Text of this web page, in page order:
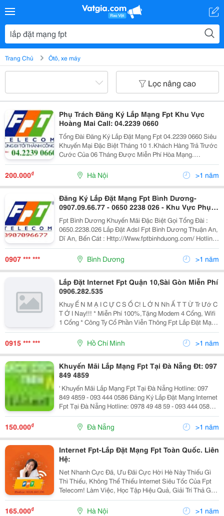
Trang Chủ Ôtô, xe máy
Lọc nâng cao
Phụ Trách Đăng Ký Lắp Mạng Fpt Khu Vực
Hoàng Mai Call: 04.2239 0660
Tổng Đài Đăng Ký Lắp Đặt Mạng Fpt 04.2239 0660 Siêu
Khuyến Mại Đặc Biệt Tháng 10 1.Khách Hàng Trả Trước
Cước Của 06 Tháng Được Miễn Phí Hòa Mạng.
2.Khách Hàng Trả Trước Cước Của 12 Tháng Được
Miễn Phí Hòa Mạng, Tặng Tháng Cước Thứ 13.
200.000₫ Hà Nội >1 năm
Đăng Ký Lắp Đặt Mạng Fpt Bình Dương-
0907.09.66.77 - 0650 2238 026 - Khu Vực Phục
Vụ : Dĩ An , Thuận An , Tân Uyên , Thị Xã Thủ
Dầu Một,Bến Cát.
Fpt Bình Dương Khuyến Mãi Đặc Biệt Gọi Tổng Đài :
0650.2238.026 Lắp Đặt Adsl Fpt Bình Dương Thuận An,
Dĩ An, Bến Cát : Http://Www.fptbinhduong.com/ Hotline:
0907.09.66.77 Tổng Đài : 0650 2238 026 Phí Hòa Mạng
Và Giá Cước Sử Dụng: 1. Hoà Mạng Me
0907 *** *** Bình Dương >1 năm
Lắp Đặt Internet Fpt Quận 10,Sài Gòn Miễn Phí
0906.282.535
Khuy Ế N M Ạ I C Ự C S Ố C! L Ớ N Nh Ấ T T Ừ Tr Ướ C
T Ớ I Nay!!! * Miễn Phí 100%,Tặng Modem 4 Cổng, Wifi
1 Cổng * Công Ty Cổ Phần Viễn Thông Fpt Lắp Đặt Mạng
Fpt Miễn Phí 100% Triển Khai Nhanh Chuyên Nghiệp
Cam Kết Chậm Nhất 2 Ngày
0915 *** *** Hồ Chí Minh >1 năm
Khuyến Mãi Lắp Mạng Fpt Tại Đà Nẵng Đt: 097
849 4859
' Khuyến Mãi Lắp Mạng Fpt Tại Đà Nẵng Hotline: 097
849 4859 - 093 444 0586 Đăng Ký Lắp Đặt Mạng Internet
Fpt Tại Đà Nẵng Hotline: 0978 49 48 59 - 093 444 0586
Từ Khóa: Lắp Mạng Fpt Đà Nẵng, Lắp Mạng Fpt Tại Đà
Nẵng, Lắp Đặt Mạng Fpt
150.000₫ Đà Nẵng >1 năm
Internet Fpt-Lắp Đặt Mạng Fpt Toàn Quốc. Liên
Hệ:
Net Nhanh Cực Đã, Ưu Đãi Cực Hời Hè Này Thiếu Gì
Thì Thiếu, Không Thể Thiếu Internet Siêu Tốc Của Fpt
Telecom! Làm Việc, Học Tập Hiệu Quả, Giải Trí Thả Ga
Cùng Đường Truyền Ổn Định, Đã Thế Còn Được Hưởng
Ưu Đãi Hấp Dẫn Khi Lắp Đặt Trong Tháng 6: ...
165.000₫ Hà Nội >1 năm